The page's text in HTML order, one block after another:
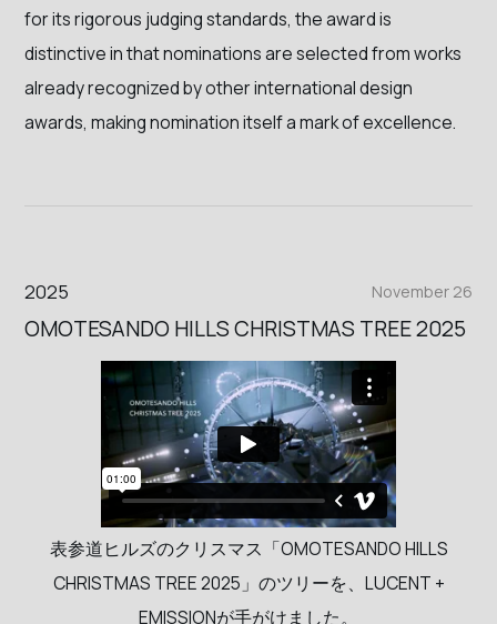
for its rigorous judging standards, the award is
distinctive in that nominations are selected from works
already recognized by other international design
awards, making nomination itself a mark of excellence.
OMOTESANDO HILLS CHRISTMAS TREE 2025
2025 November 26
表参道ヒルズのクリスマス「OMOTESANDO HILLS
CHRISTMAS TREE 2025」のツリーを、LUCENT +
EMISSIONが手がけました。